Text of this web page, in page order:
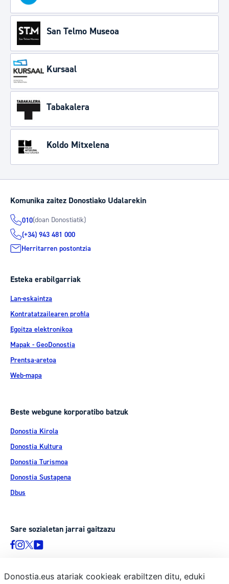
San Telmo Museoa
Kursaal
Tabakalera
Koldo Mitxelena
Komunika zaitez Donostiako Udalarekin
010(doan Donostiatik)
(+34) 943 481 000
Herritarren postontzia
Esteka erabilgarriak
Lan-eskaintza
Kontratatzailearen profila
Egoitza elektronikoa
Mapak - GeoDonostia
Prentsa-aretoa
Web-mapa
Beste webgune korporatibo batzuk
Donostia Kirola
Donostia Kultura
Donostia Turismoa
Donostia Sustapena
Dbus
Sare sozialetan jarrai gaitzazu
Donostia.eus atariak cookieak erabiltzen ditu, eduki